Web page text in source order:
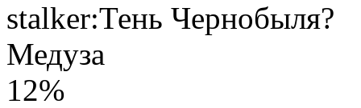
stalker:Тень Чернобыля?
Медуза
12%